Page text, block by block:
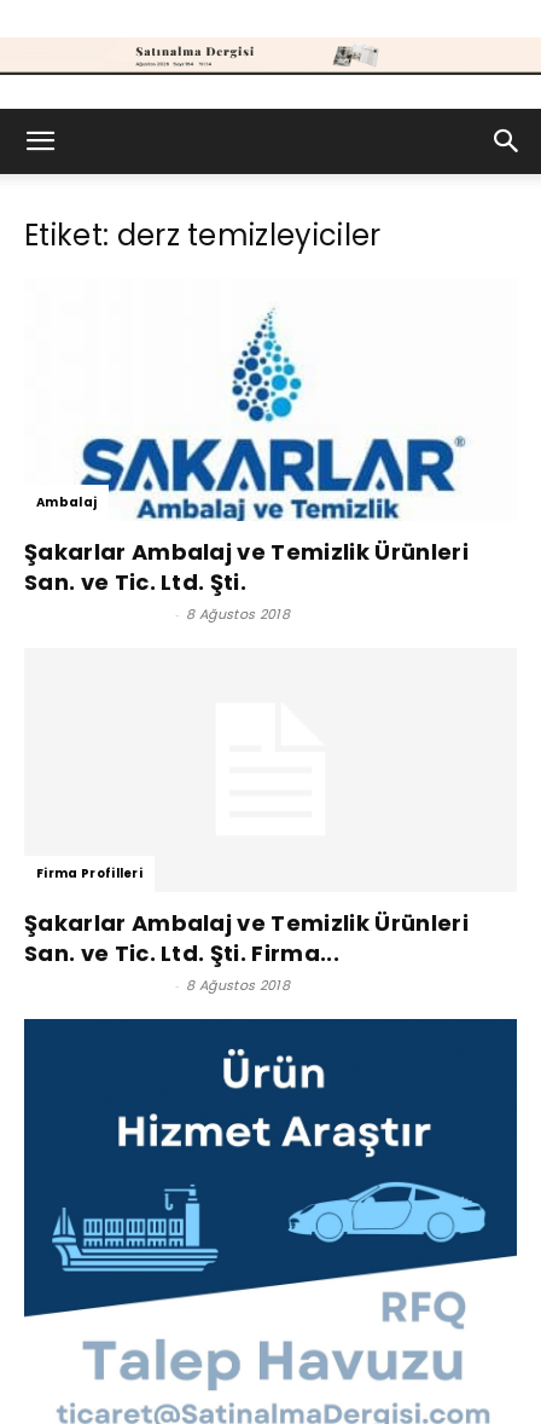
Dergisi
Etiket: derz temizleyiciler
Ambalaj
Şakarlar Ambalaj ve Temizlik Ürünleri
San. ve Tic. Ltd. Şti.
- 8 Ağustos 2018
Firma Profilleri
Şakarlar Ambalaj ve Temizlik Ürünleri
San. ve Tic. Ltd. Şti. Firma...
- 8 Ağustos 2018